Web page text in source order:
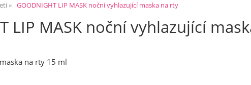
GOODNIGHT LIP MASK noční vyhlazující maska na rty
LIP MASK noční vyhlazující
na rty 15 ml